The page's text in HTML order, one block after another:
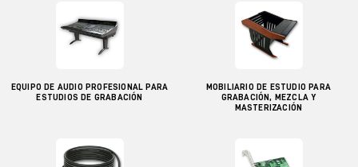
EQUIPO DE AUDIO PROFESIONAL PARA
ESTUDIOS DE GRABACIÓN
MOBILIARIO DE ESTUDIO PARA
GRABACIÓN, MEZCLA Y
MASTERIZACIÓN